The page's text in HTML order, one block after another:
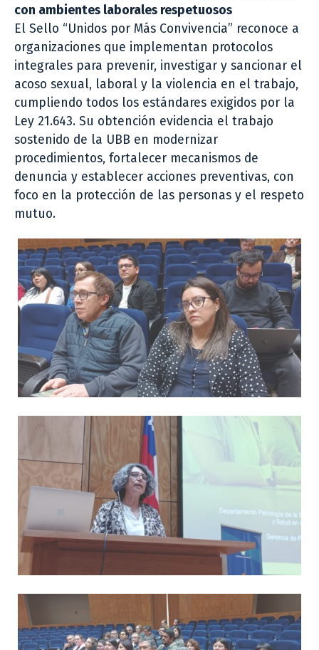
con ambientes laborales respetuosos
El Sello “Unidos por Más Convivencia” reconoce a
organizaciones que implementan protocolos
integrales para prevenir, investigar y sancionar el
acoso sexual, laboral y la violencia en el trabajo,
cumpliendo todos los estándares exigidos por la
Ley 21.643. Su obtención evidencia el trabajo
sostenido de la UBB en modernizar
procedimientos, fortalecer mecanismos de
denuncia y establecer acciones preventivas, con
foco en la protección de las personas y el respeto
mutuo.